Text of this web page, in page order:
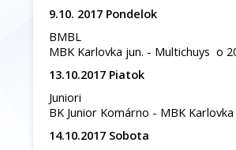
9.10. 2017 Pondelok
BMBL
MBK Karlovka jun. - Multichuys o
13.10.2017 Piatok
Juniori
BK Junior Komárno - MBK
14.10.2017 Sobota